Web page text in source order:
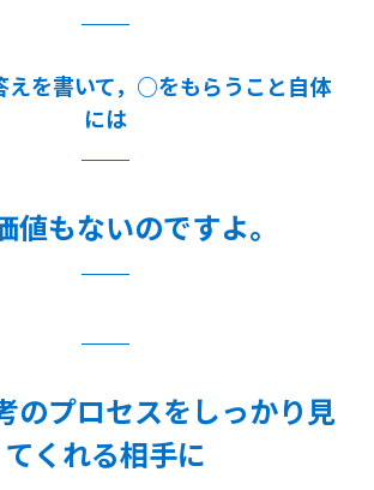
えを書いて，○をもらうこと自体
には
値もないのですよ。
のプロセスをしっかり見
てくれる相手に